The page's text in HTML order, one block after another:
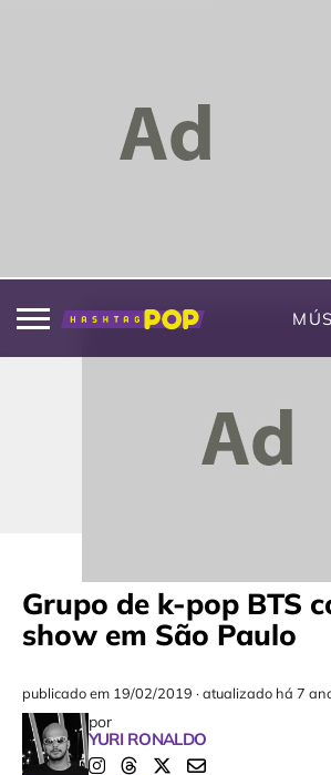
Grupo de k-pop BTS
show em São Paulo
publicado em 19/02/2019 ·atualizado há 7
por
YURI RONALDO